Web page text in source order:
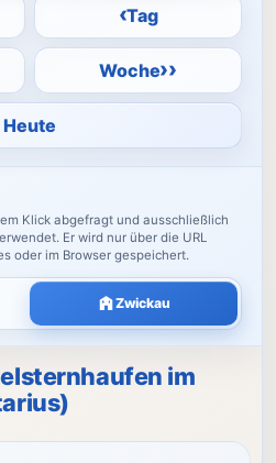
‹Tag
Woche››
Heute
Klick abgefragt und ausschließlich
Er wird nur über die URL
oder im Browser gespeichert.
Zwickau
im